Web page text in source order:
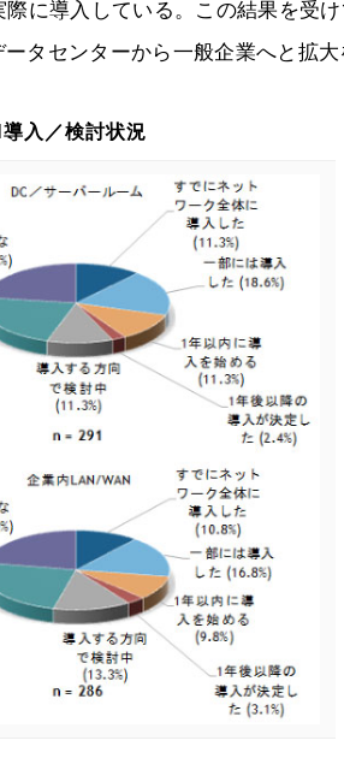
際に導入している。この結果を受
タセンターから一般企業へと拡
入／検討状況